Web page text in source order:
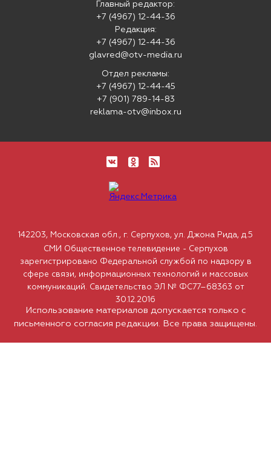
Главный редактор:
+7 (4967) 12-44-36
Редакция:
+7 (4967) 12-44-36
glavred@otv-media.ru
Отдел рекламы:
+7 (4967) 12-44-45
+7 (901) 789-14-83
reklama-otv@inbox.ru
Использование материалов допускается только с
письменного согласия редакции. Все права защищены.
142203, Московская обл., г. Серпухов, ул. Джона Рида, д.5
СМИ Общественное телевидение - Серпухов
зарегистрировано Федеральной службой по надзору в
сфере связи, информационных технологий и массовых
коммуникаций. Свидетельство ЭЛ № ФС77–68363 от
30.12.2016